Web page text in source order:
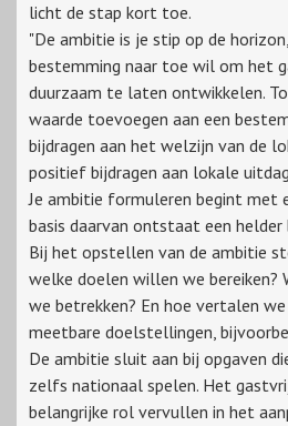
licht de stap kort toe.
"De ambitie is je stip op de
bestemming naar toe wil om het
duurzaam te laten ontwikkelen.
waarde toevoegen aan een
bijdragen aan het welzijn van de
positief bijdragen aan lokale
Je ambitie formuleren begint met
basis daarvan ontstaat een
Bij het opstellen van de ambitie
welke doelen willen we bereiken?
we betrekken? En hoe vertalen
meetbare doelstellingen,
De ambitie sluit aan bij opgaven
zelfs nationaal spelen. Het
belangrijke rol vervullen in het